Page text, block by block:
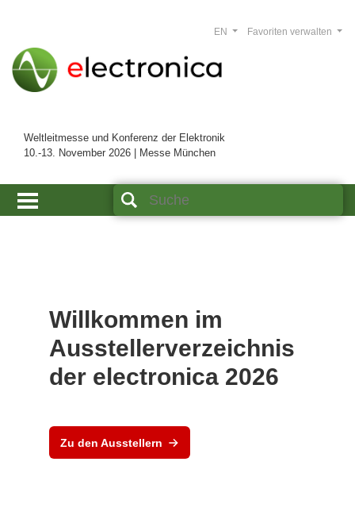
Weltleitmesse und Konferenz der Elektronik
10.-13. November 2026 | Messe München
Favoriten verwalten
EN
Willkommen im
Ausstellerverzeichnis
der electronica 2026
Zu den Ausstellern